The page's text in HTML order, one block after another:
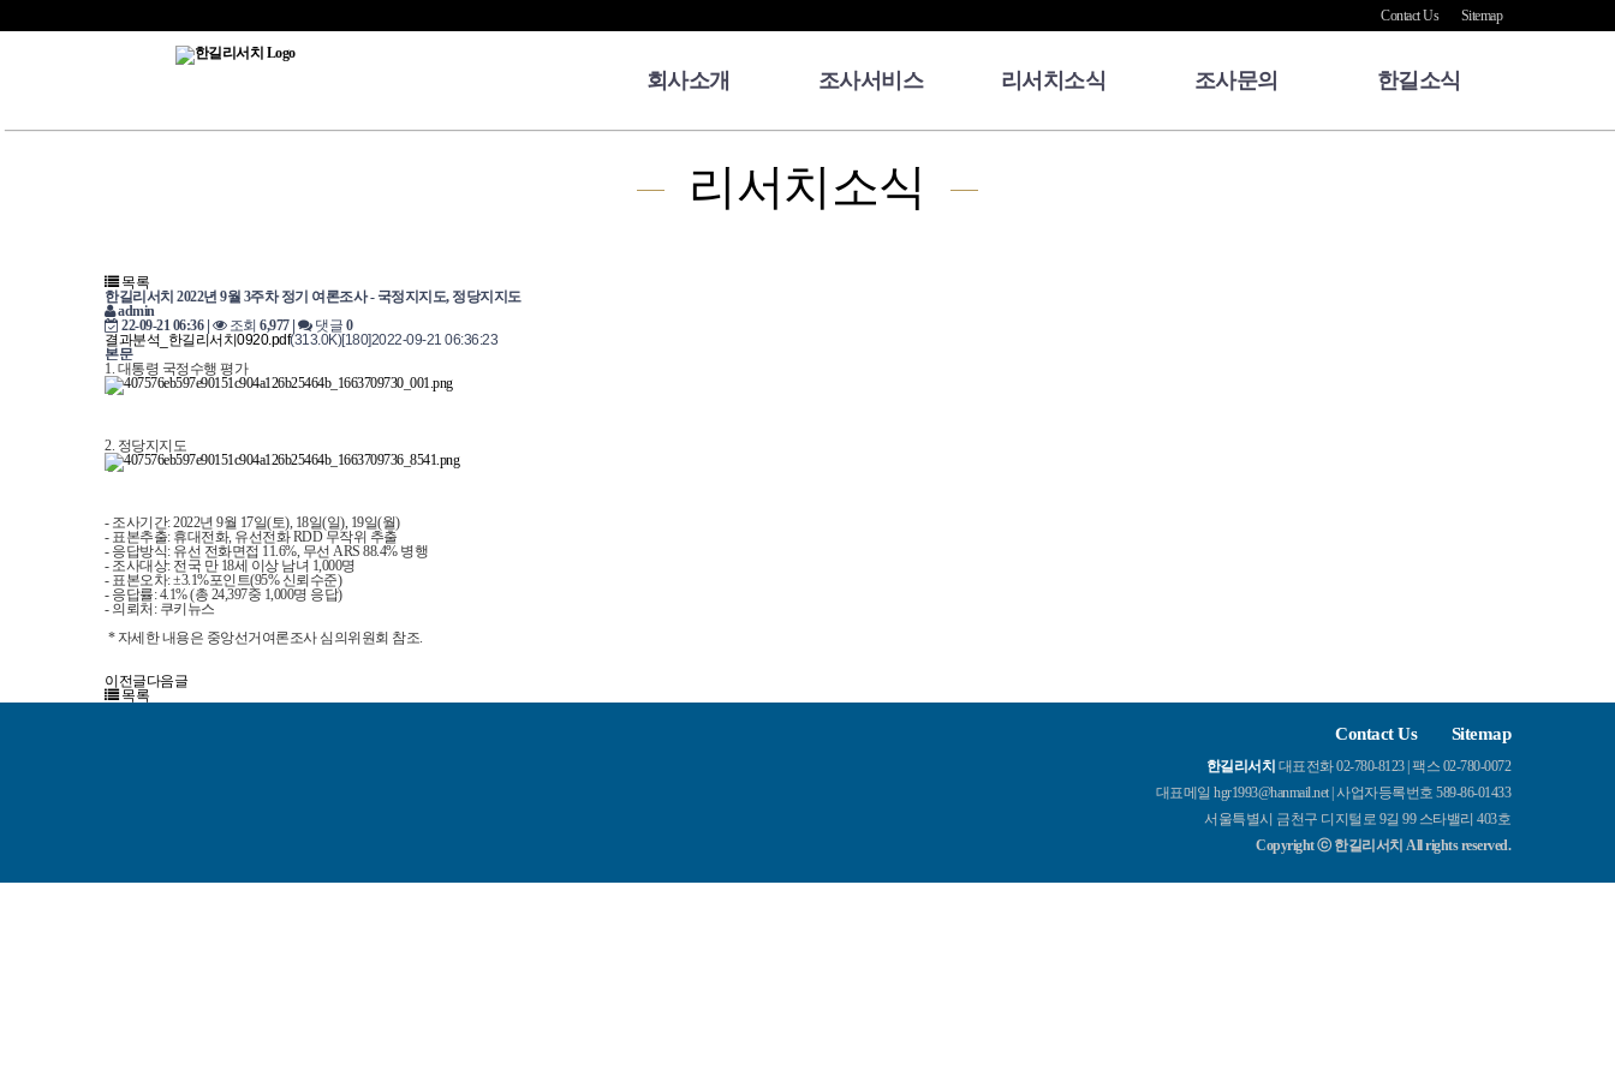
Contact Us Sitemap
회사소개 조사서비스 리서치소식 조사문의 한길소식
리서치소식
목록
한길리서치 2022년 9월 3주차 정기 여론조사 - 국정지지도, 정당지지도
admin
22-09-21 06:36
조회 6,977 댓글 0
결과분석_한길리서치0920.pdf(313.0K)[180]2022-09-21 06:36:23
본문
1. 대통령 국정수행 평가
2. 정당지지도
- 조사기간: 2022년 9월 17일(토), 18일(일), 19일(월)
- 표본추출: 휴대전화, 유선전화 RDD 무작위 추출
- 응답방식: 유선 전화면접 11.6%, 무선 ARS 88.4% 병행
- 조사대상: 전국 만 18세 이상 남녀 1,000명
- 표본오차: ±3.1%포인트(95% 신뢰수준)
- 응답률: 4.1% (총 24,397중 1,000명 응답)
- 의뢰처: 쿠키뉴스
* 자세한 내용은 중앙선거여론조사 심의위원회 참조.
이전글다음글
목록
Contact Us Sitemap
한길리서치 대표전화 02-780-8123 | 팩스 02-780-0072
대표메일 hgr1993@hanmail.net | 사업자등록번호 589-86-01433
서울특별시 금천구 디지털로 9길 99 스타밸리 403호
Copyright ⓒ 한길리서치 All rights reserved.